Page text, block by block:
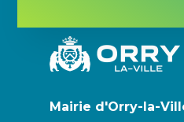
Mairie d'Orry-la-